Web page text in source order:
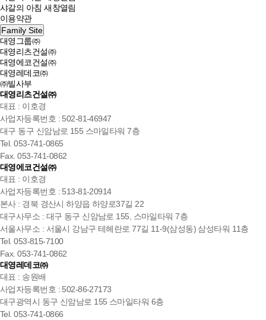
샤갈의 아침새창열림
이용약관
Family Site
대영그룹㈜
대영리츠건설㈜
대영에코건설㈜
대영레데코㈜
㈜빌사부
대영리츠건설㈜
대표 : 이호경
사업자등록번호 : 502-81-46947
대구 동구 신암남로 155 스마일타워 7층
Tel. 053-741-0865
Fax. 053-741-0862
대영에코건설㈜
대표 : 이호경
사업자등록번호 : 513-81-20914
본사 : 경북 경산시 하양읍 하양로37길 22
대구사무소 : 대구 동구 신암남로 155, 스마일타워 7층
서울사무소 : 서울시 강남구 테헤란로 77길 11-9(삼성동) 삼성타워 11층
Tel. 053-815-7100
Fax. 053-741-0862
대영레데코㈜
대표 : 송원배
사업자등록번호 : 502-86-27173
대구광역시 동구 신암남로 155 스마일타워 6층
Tel. 053-741-0866